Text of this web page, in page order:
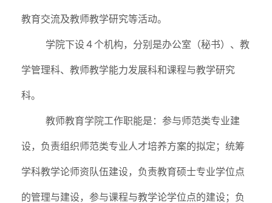
教育交流及教师教学研究等活动。
学院下设４个机构，分别是办公室（秘书）、教
学管理科、教师教学能力发展科和课程与教学研究
科。
教师教育学院工作职能是：参与师范类专业建
设，负责组织师范类专业人才培养方案的拟定；统筹
学科教学论师资队伍建设，负责教育硕士专业学位点
的管理与建设，参与课程与教学论学位点的建设；负